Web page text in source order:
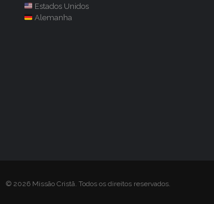
Estados Unidos
Alemanha
© 2026 Missão Cristã. Todos os direitos reservados.